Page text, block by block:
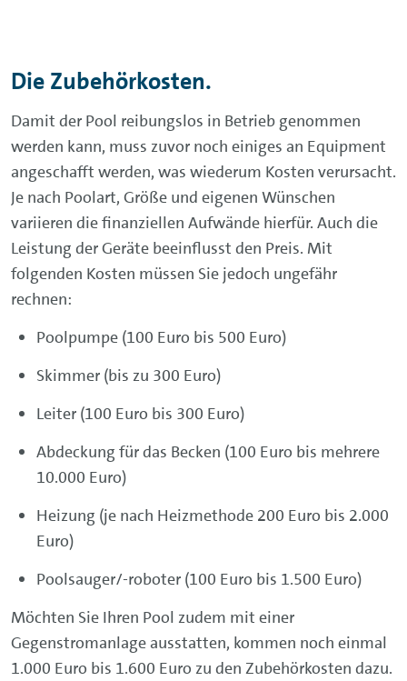
Die Zubehörkosten.
Damit der Pool reibungslos in Betrieb genommen
werden kann, muss zuvor noch einiges an Equipment
angeschafft werden, was wiederum Kosten verursacht.
Je nach Poolart, Größe und eigenen Wünschen
variieren die finanziellen Aufwände hierfür. Auch die
Leistung der Geräte beeinflusst den Preis. Mit
folgenden Kosten müssen Sie jedoch ungefähr
rechnen:
Poolpumpe (100 Euro bis 500 Euro)
Skimmer (bis zu 300 Euro)
Leiter (100 Euro bis 300 Euro)
Abdeckung für das Becken (100 Euro bis mehrere
10.000 Euro)
Heizung (je nach Heizmethode 200 Euro bis 2.000
Euro)
Poolsauger/-roboter (100 Euro bis 1.500 Euro)
Möchten Sie Ihren Pool zudem mit einer
Gegenstromanlage ausstatten, kommen noch einmal
1.000 Euro bis 1.600 Euro zu den Zubehörkosten dazu.